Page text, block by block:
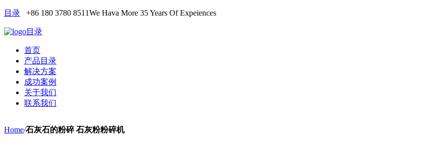
目录 +86 180 3780 8511We Hava More 35 Years Of Expeiences
目录
首页
产品目录
解决方案
成功案例
关于我们
联系我们
Home/石灰石的粉碎 石灰粉粉碎机